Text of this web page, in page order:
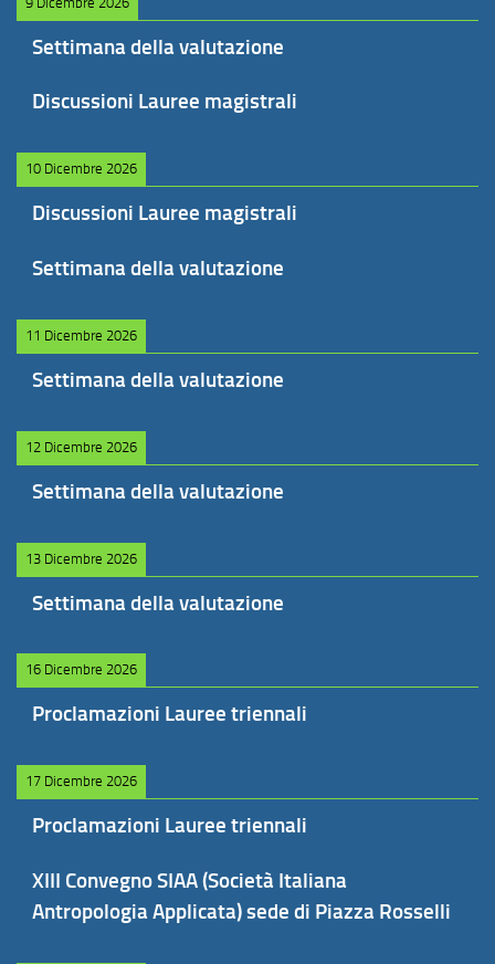
Settimana della valutazione
Discussioni Lauree magistrali
10 Dicembre 2026
Discussioni Lauree magistrali
Settimana della valutazione
11 Dicembre 2026
Settimana della valutazione
12 Dicembre 2026
Settimana della valutazione
13 Dicembre 2026
Settimana della valutazione
16 Dicembre 2026
Proclamazioni Lauree triennali
17 Dicembre 2026
Proclamazioni Lauree triennali
XIII Convegno SIAA (Società Italiana
Antropologia Applicata) sede di Piazza Rosselli